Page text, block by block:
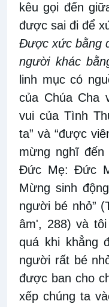
kêu gọi đến
được sai đi để
Được xức bằng
người khác
linh mục có
của Chúa Cha
vui của Tình
ta” và “được
mừng nghĩ đến
Đức Mẹ: Đức
Mừng sinh
người bé nhỏ”
âm', 288) và
quá khi khẳng
người rất bé
được ban cho
xếp chúng ta